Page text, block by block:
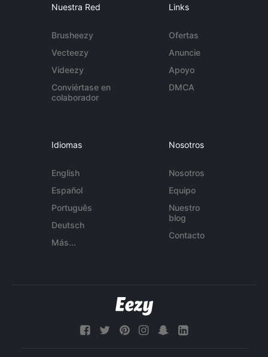
Nuestra Red
Brusheezy
Vecteezy
Videezy
Conviértase en
colaborador
Links
Ofertas
Anuncie
Apoyo
DMCA
Idiomas
English
Español
Português
Deutsch
Más...
Nosotros
Nosotros
Equipo
Nuestro
blog
Contacto